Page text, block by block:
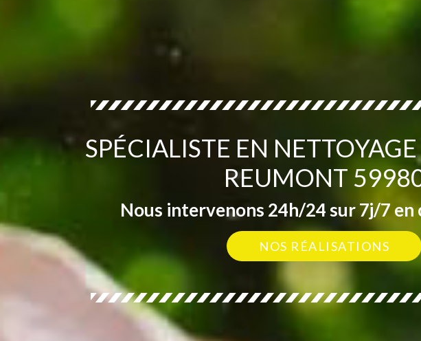
SPÉCIALISTE EN
REUMONT
Nous intervenons 24h/24 sur 7j/7 en
NOS RÉALISATIONS